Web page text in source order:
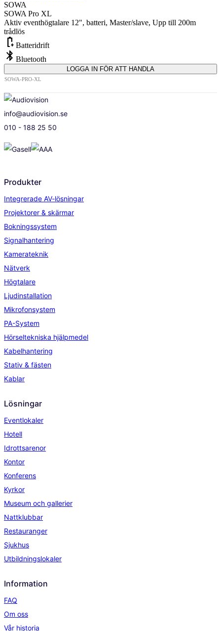
SOWA
SOWA Pro XL
Aktiv eventhögtalare 12", batteri, Master/slave, Upp till 200m
trådlös
battery_charging_full Batteridrift
bluetooth Bluetooth
LOGGA IN FÖR ATT HANDLA
SOWA-PRO-XL
info@audiovision.se
010 - 188 25 50
Produkter
Integrerade AV-lösningar
Projektorer & skärmar
Bokningssystem
Signalhantering
Kamerateknik
Nätverk
Högtalare
Ljudinstallation
Mikrofonsystem
PA-System
Hörseltekniska hjälpmedel
Kabelhantering
Stativ & fästen
Kablar
Lösningar
Eventlokaler
Hotell
Idrottsarenor
Kontor
Konferens
Kyrkor
Museum och gallerier
Nattklubbar
Restauranger
Sjukhus
Utbildningslokaler
Information
FAQ
Om oss
Vår historia